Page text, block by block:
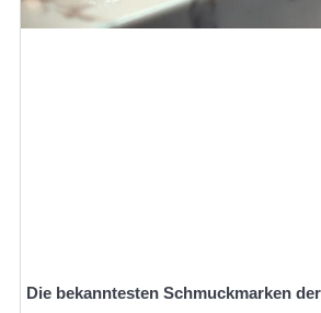
Die bekanntesten Schmuckmarken